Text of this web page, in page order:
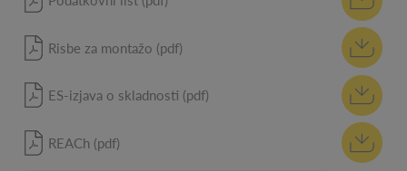
Risbe za montažo (pdf)
ES-izjava o skladnosti (pdf)
REACh (pdf)